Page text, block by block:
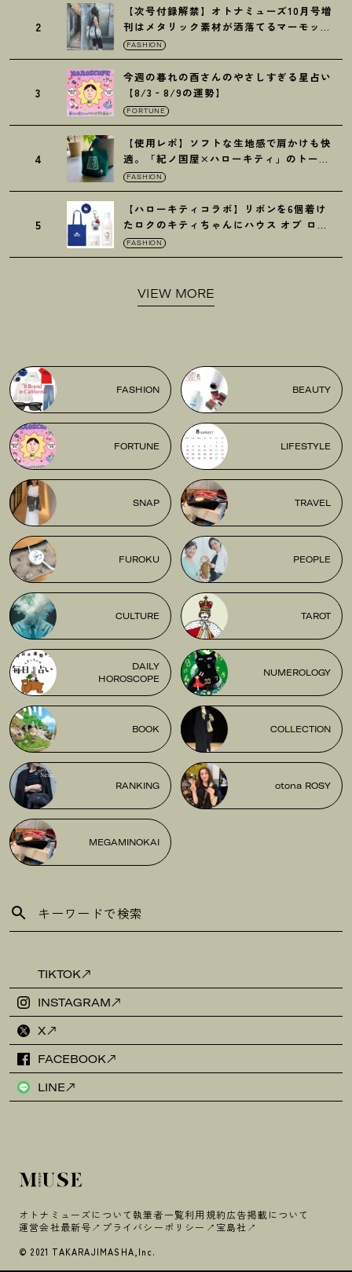
2
【次号付録解禁】オトナミューズ10月号増
刊はメタリック素材が洒落てるマーモット
の保冷バッグ
FASHION
3
今週の暮れの酉さんのやさしすぎる星占い
【8/3‐8/9の運勢】
FORTUNE
4
【使用レポ】ソフトな生地感で肩かけも快
適。「紀ノ国屋×ハローキティ」のトート
がガシガシ使えて最高です
FASHION
5
【ハローキティコラボ】リボンを6個着け
たロクのキティちゃんにハウス オブ ロー
ゼの限定パケも
FASHION
VIEW MORE
FASHION BEAUTY
FORTUNE LIFESTYLE
SNAP TRAVEL
FUROKU PEOPLE
CULTURE TAROT
DAILY
HOROSCOPE
NUMEROLOGY
BOOK COLLECTION
RANKING otona ROSY
MEGAMINOKAI
TIKTOK
INSTAGRAM
X
FACEBOOK
LINE
オトナミューズについて執筆者一覧利用規約広告掲載について
運営会社最新号 プライバシーポリシー 宝島社
© 2021 TAKARAJIMASHA,Inc.